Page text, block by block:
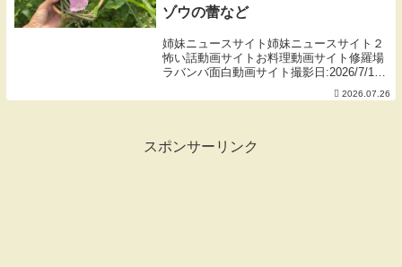
ゾウの蕾など
姉妹ニュースサイト姉妹ニュースサイト２
怖い話動画サイトお料理動画サイト修羅場
ラバンバ面白動画サイト撮影日:2026/7/17
雨不足…午前中で当たり前のように35℃に
達する日々が続き、僕の地元はどこにもキ
2026.07.26
スポンサーリンク